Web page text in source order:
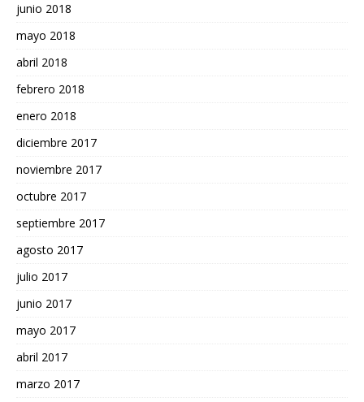
junio 2018
mayo 2018
abril 2018
febrero 2018
enero 2018
diciembre 2017
noviembre 2017
octubre 2017
septiembre 2017
agosto 2017
julio 2017
junio 2017
mayo 2017
abril 2017
marzo 2017